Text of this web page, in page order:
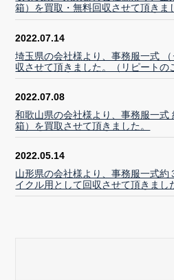
箱）を買取・無料回収させて頂きま
2022.07.14
埼玉県の会社様より、事務服一式
収させて頂きました。（リピートの
2022.07.08
和歌山県の会社様より、事務服一式
箱）を買取させて頂きました。
2022.05.14
山形県の会社様より、事務服一式約
イクル用として回収させて頂きまし